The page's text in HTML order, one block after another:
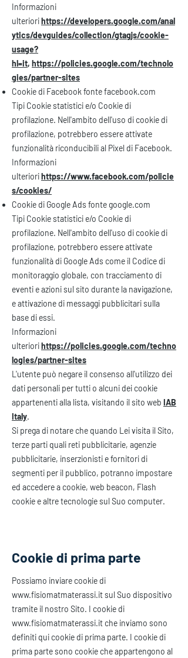
Informazioni
ulteriorihttps://developers.google.com/anal
ytics/devguides/collection/gtagjs/cookie-
usage?
hl=it, https://policies.google.com/technolo
gies/partner-sites
Cookie di Facebook fonte facebook.com
Tipi Cookie statistici e/o Cookie di
profilazione. Nell'ambito dell'uso di cookie di
profilazione, potrebbero essere attivate
funzionalità riconducibili al Pixel di Facebook.
Informazioni
ulteriorihttps://www.facebook.com/policie
s/cookies/
Cookie di Google Ads fonte google.com
Tipi Cookie statistici e/o Cookie di
profilazione. Nell'ambito dell'uso di cookie di
profilazione, potrebbero essere attivate
funzionalità di Google Ads come il Codice di
monitoraggio globale, con tracciamento di
eventi e azioni sul sito durante la navigazione,
e attivazione di messaggi pubblicitari sulla
base di essi.
Informazioni
ulteriorihttps://policies.google.com/techno
logies/partner-sites
L'utente può negare il consenso all'utilizzo dei
dati personali per tutti o alcuni dei cookie
appartenenti alla lista, visitando il sito web IAB
Italy.
Si prega di notare che quando Lei visita il Sito,
terze parti quali reti pubblicitarie, agenzie
pubblicitarie, inserzionisti e fornitori di
segmenti per il pubblico, potranno impostare
ed accedere a cookie, web beacon, Flash
cookie e altre tecnologie sul Suo computer.
Cookie di prima parte
Possiamo inviare cookie di
www.fisiomatmaterassi.it sul Suo dispositivo
tramite il nostro Sito. I cookie di
www.fisiomatmaterassi.it che inviamo sono
definiti qui cookie di prima parte. I cookie di
prima parte sono cookie che appartengono al